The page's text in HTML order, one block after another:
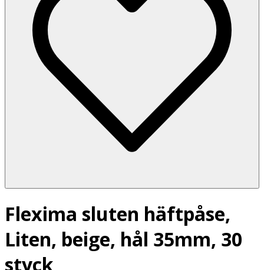
Flexima sluten häftpåse,
Liten, beige, hål 35mm, 30
styck